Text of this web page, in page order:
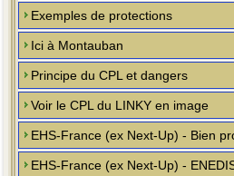
Exemples de protections
Ici à Montauban
Principe du CPL et dangers
Voir le CPL du LINKY en image
EHS-France (ex Next-Up) - Bien
EHS-France (ex Next-Up) -